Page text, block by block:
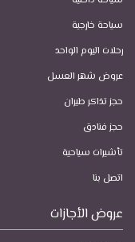
سياحة خارجية
رحلات اليوم الواحد
عروض شهر العسل
حجز تذاكر طيران
حجز فنادق
تأشيرات سياحية
اتصل بنا
عروض الأجازات